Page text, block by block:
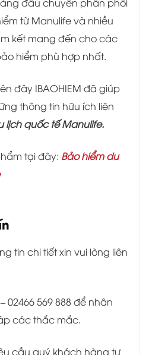
từ Manulife và nhiều
kết mang đến cho các
hiểm phù hợp nhất.
đây IBAOHIEM đã giúp
thông tin hữu ích liên
lịch quốc tế Manulife.
tại đây: Bảo hiểm du
tin chi tiết xin vui lòng liên
02466 569 888 để nhân
các thắc mắc.
cầu quý khách hàng tư